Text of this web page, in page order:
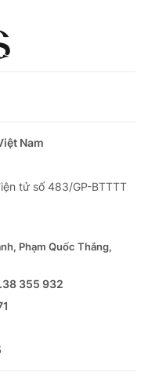
Nam
tử số 483/GP-BTTTT
Phạm Quốc Thắng,
355 932